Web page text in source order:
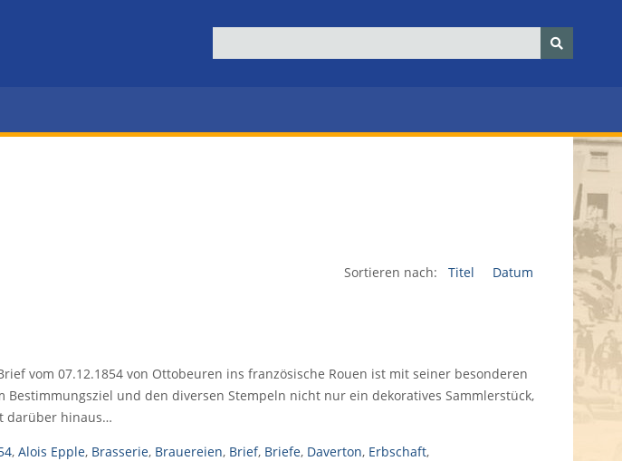
Sortieren nach: Titel Datum
vom 07.12.1854 von Ottobeuren ins französische Rouen ist mit seiner besonderen
Bestimmungsziel und den diversen Stempeln nicht nur ein dekoratives Sammlerstück,
darüber hinaus…
, Alois Epple, Brasserie, Brauereien, Brief, Briefe, Daverton, Erbschaft,